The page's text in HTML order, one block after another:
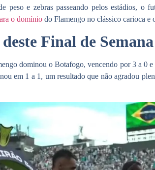
peso e zebras passeando pelos estádios, o
o domínio do Flamengo no clássico carioca e
Final de Semana
dominou o Botafogo, vencendo por 3 a 0
em 1 a 1, um resultado que não agradou